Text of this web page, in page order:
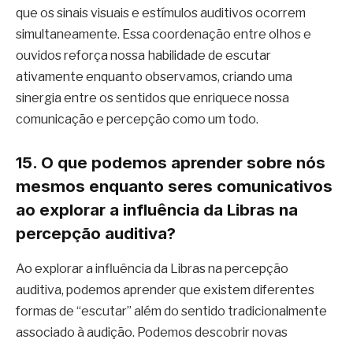
que os sinais visuais e estímulos auditivos ocorrem
simultaneamente. Essa coordenação entre olhos e
ouvidos reforça nossa habilidade de escutar
ativamente enquanto observamos, criando uma
sinergia entre os sentidos que enriquece nossa
comunicação e percepção como um todo.
15. O que podemos aprender sobre nós
mesmos enquanto seres comunicativos
ao explorar a influência da Libras na
percepção auditiva?
Ao explorar a influência da Libras na percepção
auditiva, podemos aprender que existem diferentes
formas de “escutar” além do sentido tradicionalmente
associado à audição. Podemos descobrir novas